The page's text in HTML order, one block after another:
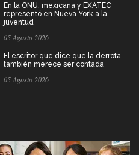
En la ONU: mexicana y EXATEC
representó en Nueva York a la
juventud
05 Agosto 2026
El escritor que dice que la derrota
también merece ser contada
05 Agosto 2026